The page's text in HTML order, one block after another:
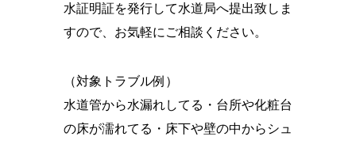
水証明証を発行して水道局へ提出致しま
すので、お気軽にご相談ください。
（対象トラブル例）
水道管から水漏れしてる・台所や化粧台
の床が濡れてる・床下や壁の中からシュ